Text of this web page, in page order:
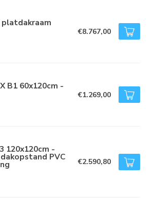
platdakraam
€8.767,00
B1 60x120cm -
€1.269,00
120x120cm -
PVC €2.590,80